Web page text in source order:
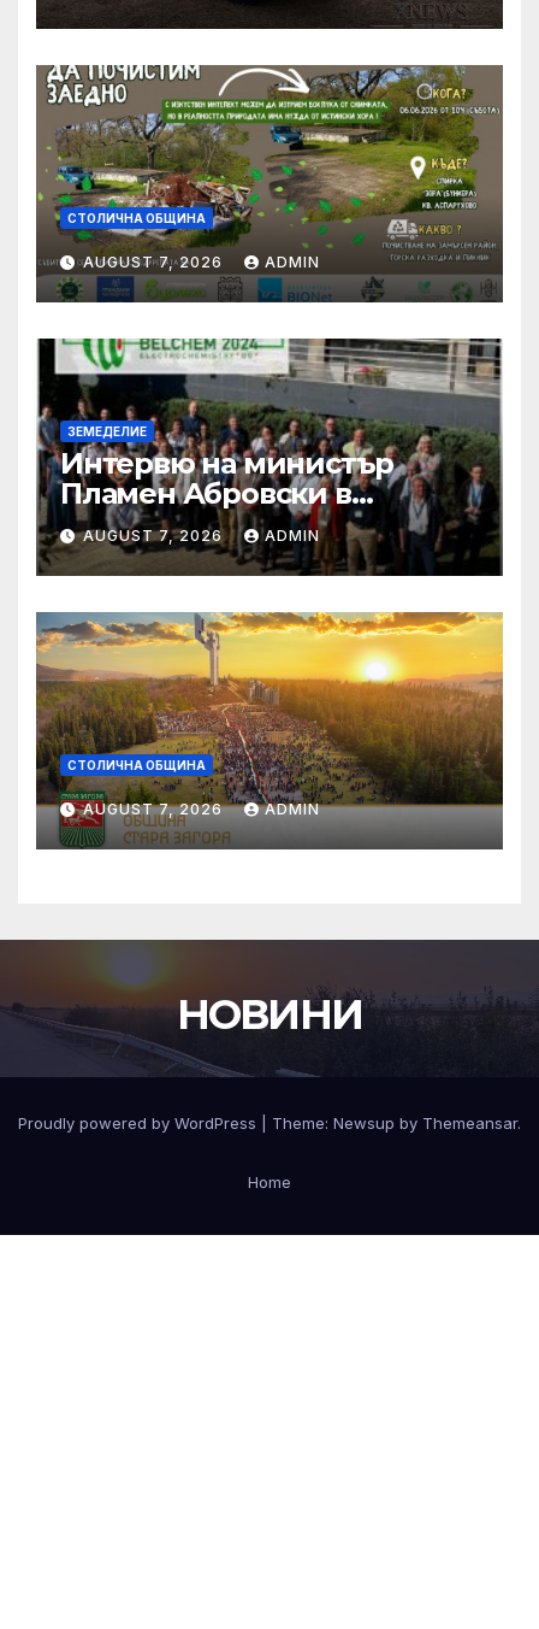
СТОЛИЧНА ОБЩИНА
AUGUST 7, 2026 ADMIN
ЗЕМЕДЕЛИЕ
Интервю на министър
Пламен Абровски в
предаването „Денят на
живо”, NOVA NEWS
AUGUST 7, 2026 ADMIN
СТОЛИЧНА ОБЩИНА
AUGUST 7, 2026 ADMIN
НОВИНИ
Proudly powered by WordPress Theme: Newsup by Themeansar.
Home